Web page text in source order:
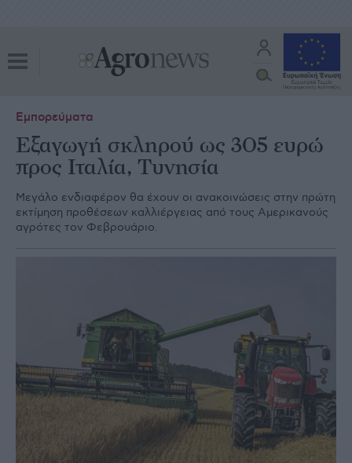
Εμπορεύματα
Εξαγωγή σκληρού ως 305 ευρώ
προς Ιταλία, Τυνησία
Μεγάλο ενδιαφέρον θα έχουν οι ανακοινώσεις στην πρώτη
εκτίµηση προθέσεων καλλιέργειας από τους Αµερικανούς
αγρότες τον Φεβρουάριο.